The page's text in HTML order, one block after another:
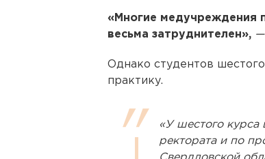
«Многие медучреждения
весьма затруднителен», —
Однако студентов
практику.
«У шестого курса
ректората и по